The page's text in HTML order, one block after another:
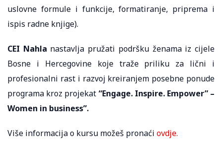
uslovne formule i funkcije, formatiranje, priprema i
ispis radne knjige).
CEI Nahla nastavlja pružati podršku ženama iz cijele
Bosne i Hercegovine koje traže priliku za lični i
profesionalni rast i razvoj kreiranjem posebne ponude
programa kroz projekat “Engage. Inspire. Empower” –
Women in business”.
Više informacija o kursu možeš pronaći ovdje.